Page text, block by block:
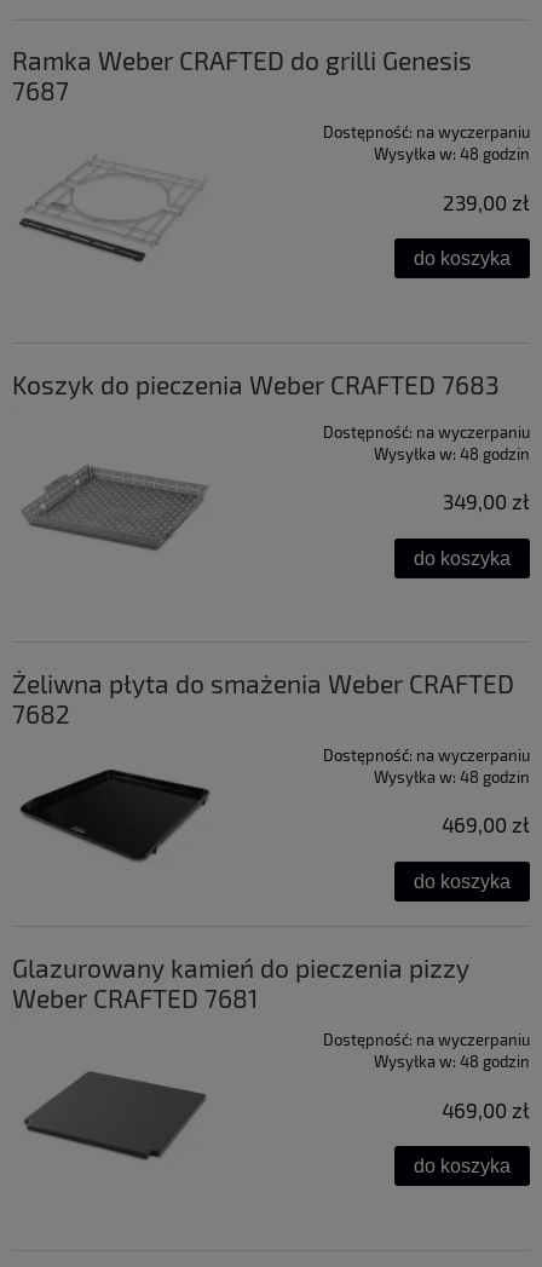
Ramka Weber CRAFTED do grilli Genesis​
7687
Dostępność: na wyczerpaniu
Wysyłka w: 48 godzin
239,00 zł
do koszyka
Koszyk do pieczenia Weber CRAFTED 7683
Dostępność: na wyczerpaniu
Wysyłka w: 48 godzin
349,00 zł
do koszyka
Żeliwna płyta do smażenia Weber CRAFTED
7682
Dostępność: na wyczerpaniu
Wysyłka w: 48 godzin
469,00 zł
do koszyka
Glazurowany kamień do pieczenia pizzy
Weber CRAFTED 7681
Dostępność: na wyczerpaniu
Wysyłka w: 48 godzin
469,00 zł
do koszyka